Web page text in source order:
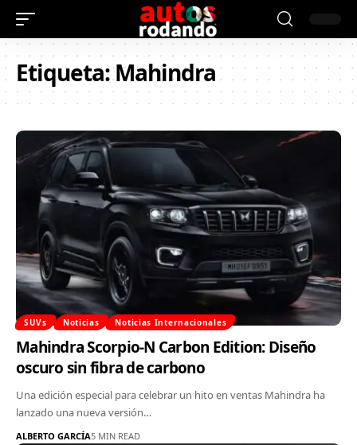
Etiqueta:Mahindra
SUVs Noticias Noticias Internacionales
Mahindra Scorpio-N Carbon Edition: Diseño
oscuro sin fibra de carbono
Una edición especial para celebrar un hito en ventas Mahindra ha
lanzado una nueva versión…
ALBERTO GARCÍA5 MIN READ